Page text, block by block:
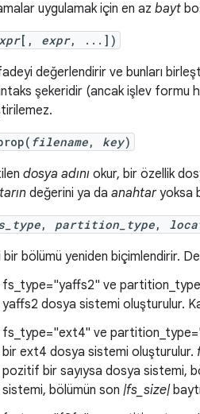
uygulamak için en az bayt
[, expr, ...])
değerlendirir ve bunları
şekeridir (ancak işlev formu
filename, key)
dosya adını okur, bir özellik
değerini ya da anahtaryoksa
, partition_type,
bir bölümü yeniden biçimlendirir.
fs_type="yaffs2" ve
yaffs2 dosya sistemi oluşturulur.
fs_type="ext4" ve
bir ext4 dosya sistemi oluşturulur.
pozitif bir sayıysa dosya sistemi,
sistemi, bölümün son |fs_size|